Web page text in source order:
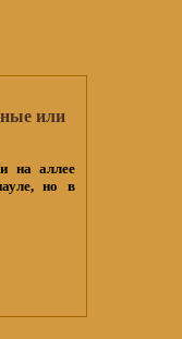
или
на аллее
но в